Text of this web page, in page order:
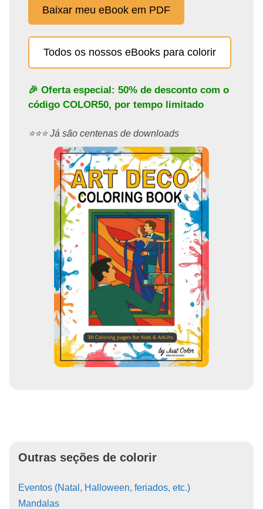
Baixar meu eBook em PDF
Todos os nossos eBooks para colorir
🎉 Oferta especial: 50% de desconto com o
código COLOR50, por tempo limitado
⭐️⭐️⭐️ Já são centenas de downloads
Outras seções de colorir
Eventos (Natal, Halloween, feriados, etc.)
Mandalas